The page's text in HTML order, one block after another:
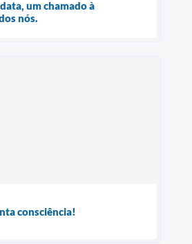
um chamado à
nós.
consciência!